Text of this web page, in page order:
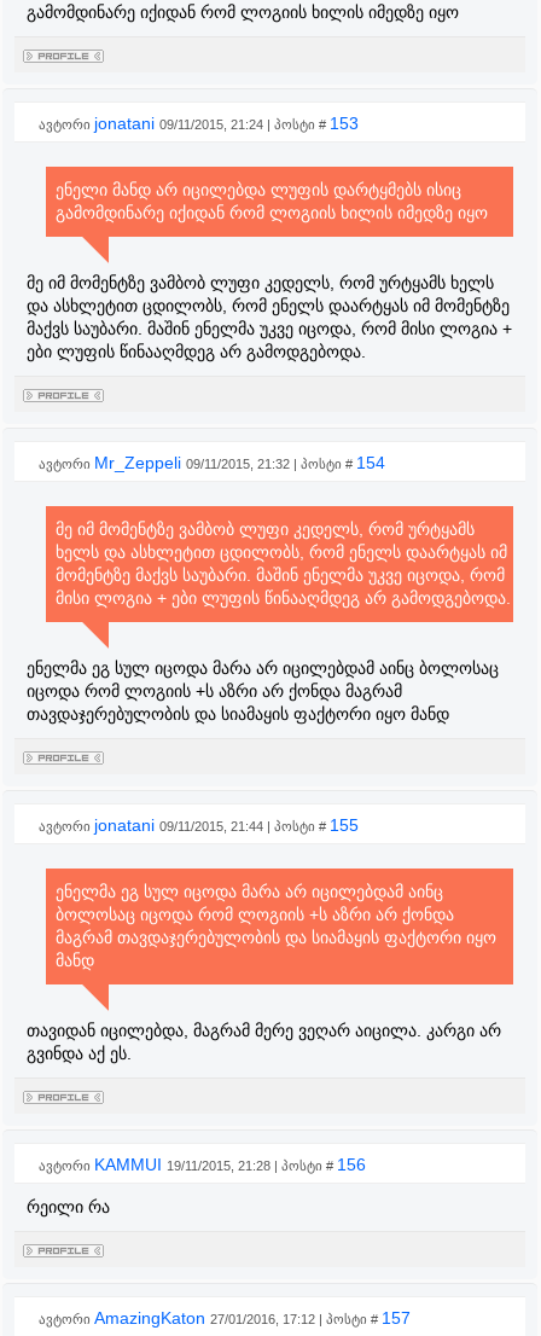
გამომდინარე იქიდან რომ ლოგიის ხილის იმედზე იყო
ავტორი jonatani 09/11/2015, 21:24 | პოსტი # 153
ენელი მანდ არ იცილებდა ლუფის დარტყმებს ისიც
გამომდინარე იქიდან რომ ლოგიის ხილის იმედზე იყო
მე იმ მომენტზე ვამბობ ლუფი კედელს, რომ ურტყამს ხელს
და ასხლეტით ცდილობს, რომ ენელს დაარტყას იმ მომენტზე
მაქვს საუბარი. მაშინ ენელმა უკვე იცოდა, რომ მისი ლოგია +
ები ლუფის წინააღმდეგ არ გამოდგებოდა.
ავტორი Mr_Zeppeli 09/11/2015, 21:32 | პოსტი # 154
მე იმ მომენტზე ვამბობ ლუფი კედელს, რომ ურტყამს
ხელს და ასხლეტით ცდილობს, რომ ენელს დაარტყას იმ
მომენტზე მაქვს საუბარი. მაშინ ენელმა უკვე იცოდა, რომ
მისი ლოგია + ები ლუფის წინააღმდეგ არ გამოდგებოდა.
ენელმა ეგ სულ იცოდა მარა არ იცილებდამ აინც ბოლოსაც
იცოდა რომ ლოგიის +ს აზრი არ ქონდა მაგრამ
თავდაჯერებულობის და სიამაყის ფაქტორი იყო მანდ
ავტორი jonatani 09/11/2015, 21:44 | პოსტი # 155
ენელმა ეგ სულ იცოდა მარა არ იცილებდამ აინც
ბოლოსაც იცოდა რომ ლოგიის +ს აზრი არ ქონდა
მაგრამ თავდაჯერებულობის და სიამაყის ფაქტორი იყო
მანდ
თავიდან იცილებდა, მაგრამ მერე ვეღარ აიცილა. კარგი არ
გვინდა აქ ეს.
ავტორი KAMMUI 19/11/2015, 21:28 | პოსტი # 156
რეილი რა
ავტორი AmazingKaton 27/01/2016, 17:12 | პოსტი # 157